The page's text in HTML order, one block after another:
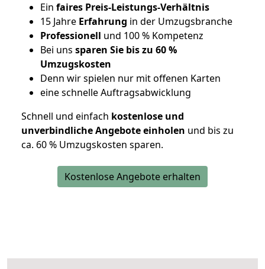
Ein faires Preis-Leistungs-Verhältnis
15 Jahre Erfahrung in der Umzugsbranche
Professionell und 100 % Kompetenz
Bei uns sparen Sie bis zu 60 %
Umzugskosten
Denn wir spielen nur mit offenen Karten
eine schnelle Auftragsabwicklung
Schnell und einfach kostenlose und
unverbindliche Angebote einholen und bis zu
ca. 60 % Umzugskosten sparen.
Kostenlose Angebote erhalten